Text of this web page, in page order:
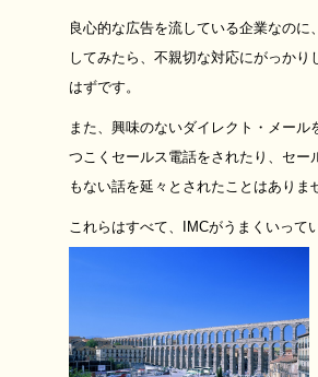
良心的な広告を流している企業なの
してみたら、不親切な対応にがっか
はずです。
また、興味のないダイレクト・メー
つこくセールス電話をされたり、セー
もない話を延々とされたことはありま
これらはすべて、IMCがうまくいって